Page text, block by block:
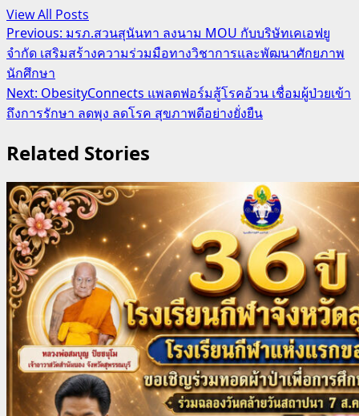
View All Posts
Post
navigation
Previous: มรภ.สวนสุนันทา ลงนาม MOU กับบริษัทเคเอฟยู
จำกัด เสริมสร้างความร่วมมือทางวิชาการและพัฒนาศักยภาพ
นักศึกษา
Next: ObesityConnects แพลตฟอร์มสู้โรคอ้วน เชื่อมผู้ป่วยเข้า
ถึงการรักษา ลดพุง ลดโรค สุขภาพดีอย่างยั่งยืน
Related Stories